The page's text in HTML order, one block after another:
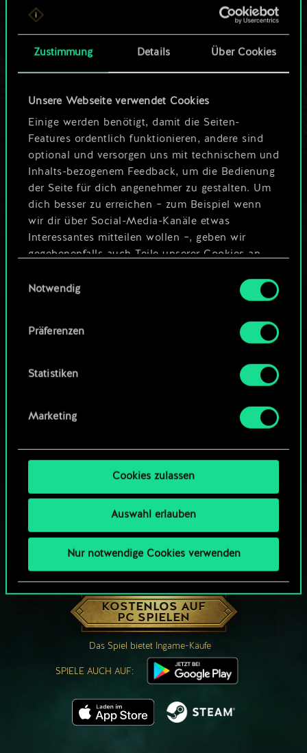
Zustimmung Details Über Cookies
Unsere Webseite verwendet Cookies
Einige werden benötigt, damit die Seiten-
Features ordentlich funktionieren, andere sind
optional und versorgen uns mit technischem und
Inhalts-bezogenem Feedback, um die Bedienung
der Seite für dich angenehmer zu gestalten. Um
dich besser zu erreichen – zum Beispiel wenn
wir dir über Social-Media-Kanäle etwas
Interessantes mitteilen wollen –, geben wir
gegebenenfalls auch Teile unserer Cookies an
Cookies erfordert allerdings deine Zustimmung.
Alle Details zu unserer Nutzung von Cookies
findest du unten im Menü „Einstellungen“, wo
um das Thema Cookies ändern kannst.
Notwendig
Präferenzen
Statistiken
Marketing
Cookies zulassen
Auswahl erlauben
Nur notwendige Cookies verwenden
ein geteilter Satz
Karten.
mehr sein kann!
Deck benennen und Leitfaden
Deck bearbeiten
WIE WÄR’S MIT EINER RUNDE GWENT?
KOSTENLOS AUF
PC SPIELEN
Das Spiel bietet Ingame-Käufe
SPIELE AUCH AUF: